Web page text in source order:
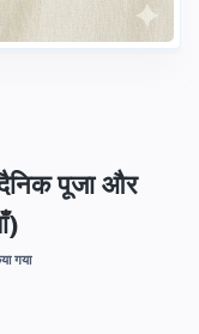
पूजा और
गया